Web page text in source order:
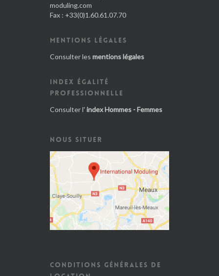
moduling.com
Fax : +33(0)1.60.61.07.70
MENTIONS LÉGALES
Consulter les mentions légales
INDEX ÉGALITÉ
PROFESSIONNELLE
Consulter l' index Hommes - Femmes
NOUS SITUER
CONDITIONS GÉNÉRALES DE